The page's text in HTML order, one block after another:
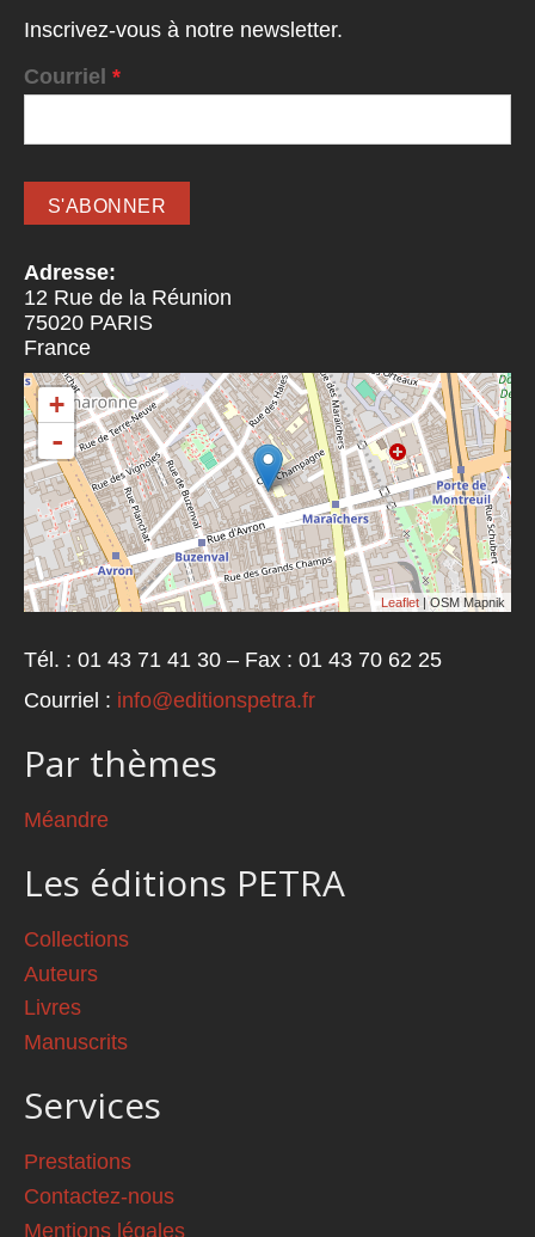
Inscrivez-vous à notre newsletter.
Courriel *
Adresse:
12 Rue de la Réunion
75020 PARIS
France
+
-
Leaflet | OSM Mapnik
Tél. : 01 43 71 41 30 – Fax : 01 43 70 62 25
Courriel : info@editionspetra.fr
Par thèmes
Méandre
Les éditions PETRA
Collections
Auteurs
Livres
Manuscrits
Services
Prestations
Contactez-nous
Mentions légales